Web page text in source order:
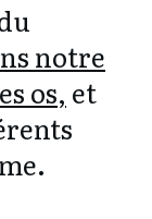
notre
os, et